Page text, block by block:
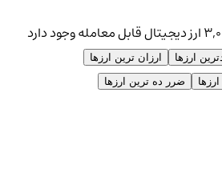
ارزها
ارزان ترین ارزها
ضرر ده ترین ارزها